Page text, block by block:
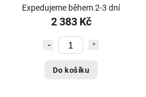
Expedujeme během 2-3 dní
2 383 Kč
Do košíku